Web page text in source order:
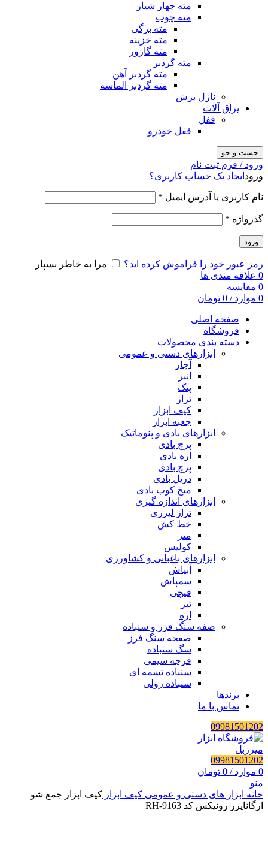
مته چهار شیار
مته چوب
مته برگی
مته خزینه
مته گازور
مته گردبر
مته گردبر آهن
مته گردبر الماسه
نازل برش
یراق آلات
قفل
قفل خودرو
جست و جو
ورود / فرم ثبت نام
ورود ایجاد یک حساب کاربری؟
نام کاربری یا آدرس ایمیل *
گذرواژه *
ورود
رمز عبور خود را فراموش کرده اید؟
مرا به خاطر بسپار
0 علاقه مندی ها
0 مقایسه
0 موارد /
0 تومان
صفحه اصلی
فروشگاه
دسته بندی محصولات
ابزارهای دستی و عمومی
آچار
انبر
پتک
تراز
کیف ابزار
جعبه ابزار
ابزارهای بادی و پنوماتیک
پرچ بادی
اره بادی
پرچ بادی
دریل بادی
میخ کوب بادی
ابزارهای اندازه گیری
تراز لیزری
خط کش
متر
کولیس
ابزارهای باغبانی و کشاورزی
آبپاش
سمپاش
قیچی
تبر
اره
صفه سنگ فرز و سنباده
صفحه سنگ فرز
سگ سنباده
فرچه سیمی
سنباده تسمه ای
سنباده رولی
برندها
تماس با ما
09981501202
09981501202
0 موارد /
0 تومان
منو
خانه ابزار های دستی و عمومی کیف ابزار کیف ابزار جمع شو
ارگانایزر رونیکس کد RH-9163